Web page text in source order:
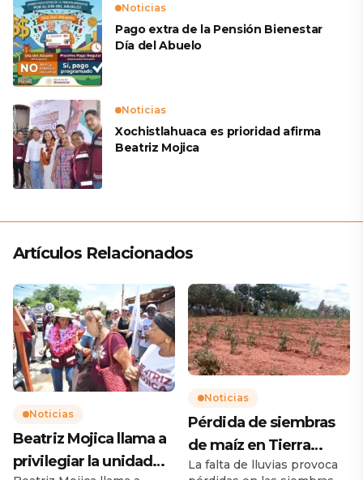
Noticias
Pago extra de la Pensión Bienestar
Día del Abuelo
Noticias
Xochistlahuaca es prioridad afirma
Beatriz Mojica
Artículos Relacionados
Noticias
Beatriz Mojica llama a
privilegiar la unidad
Noticias
Pérdida de siembras
de maíz en Tierra
Caliente preocupan a
La falta de lluvias provoca